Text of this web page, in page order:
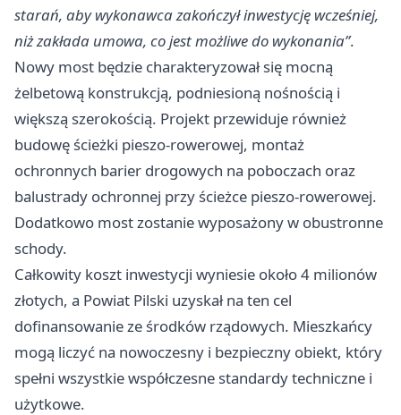
starań, aby wykonawca zakończył inwestycję wcześniej,
niż zakłada umowa, co jest możliwe do wykonania”.
Nowy most będzie charakteryzował się mocną
żelbetową konstrukcją, podniesioną nośnością i
większą szerokością. Projekt przewiduje również
budowę ścieżki pieszo-rowerowej, montaż
ochronnych barier drogowych na poboczach oraz
balustrady ochronnej przy ścieżce pieszo-rowerowej.
Dodatkowo most zostanie wyposażony w obustronne
schody.
Całkowity koszt inwestycji wyniesie około 4 milionów
złotych, a Powiat Pilski uzyskał na ten cel
dofinansowanie ze środków rządowych. Mieszkańcy
mogą liczyć na nowoczesny i bezpieczny obiekt, który
spełni wszystkie współczesne standardy techniczne i
użytkowe.